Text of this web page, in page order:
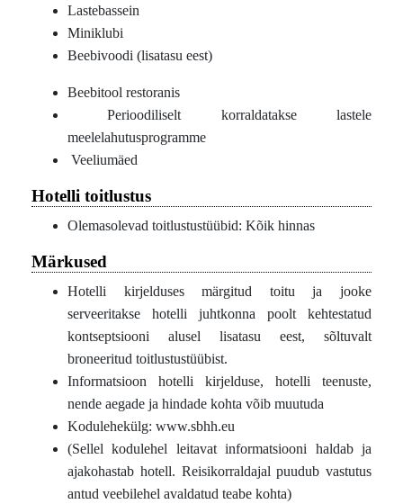
Lastebassein
Miniklubi
Beebivoodi (lisatasu eest)
Beebitool restoranis
Perioodiliselt korraldatakse lastele
meelelahutusprogramme
Veeliumäed
Hotelli toitlustus
Olemasolevad toitlustustüübid: Kõik hinnas
Märkused
Hotelli kirjelduses märgitud toitu ja jooke
serveeritakse hotelli juhtkonna poolt kehtestatud
kontseptsiooni alusel lisatasu eest, sõltuvalt
broneeritud toitlustustüübist.
Informatsioon hotelli kirjelduse, hotelli teenuste,
nende aegade ja hindade kohta võib muutuda
Kodulehekülg: www.sbhh.eu
(Sellel kodulehel leitavat informatsiooni haldab ja
ajakohastab hotell. Reisikorraldajal puudub vastutus
antud veebilehel avaldatud teabe kohta)